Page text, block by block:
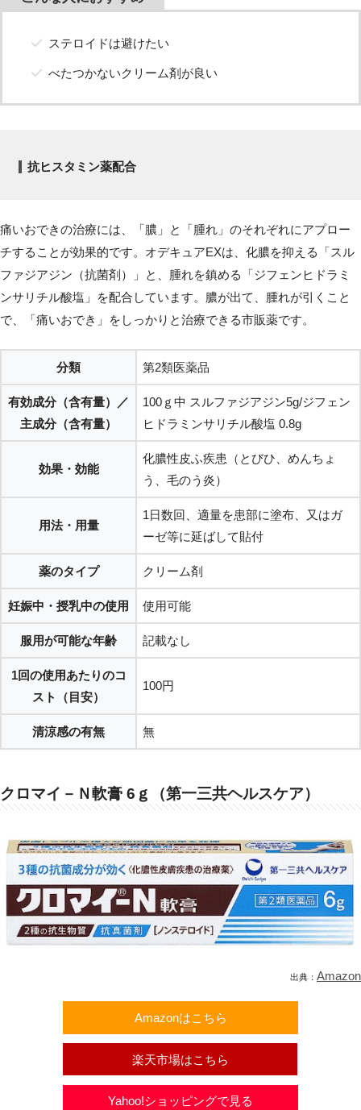
ステロイドは避けたい
べたつかないクリーム剤が良い
抗ヒスタミン薬配合
痛いおできの治療には、「膿」と「腫れ」のそれぞれにアプロー
チすることが効果的です。オデキュアEXは、化膿を抑える「スル
ファジアジン（抗菌剤）」と、腫れを鎮める「ジフェンヒドラミ
ンサリチル酸塩」を配合しています。膿が出て、腫れが引くこと
で、「痛いおでき」をしっかりと治療できる市販薬です。
分類 第2類医薬品
有効成分（含有量）／
主成分（含有量）
100ｇ中 スルファジアジン5g/ジフェン
ヒドラミンサリチル酸塩 0.8g
効果・効能
化膿性皮ふ疾患（とびひ、めんちょ
う、毛のう炎）
用法・用量
1日数回、適量を患部に塗布、又はガ
ーゼ等に延ばして貼付
薬のタイプ クリーム剤
妊娠中・授乳中の使用 使用可能
服用が可能な年齢 記載なし
1回の使用あたりのコ
スト（目安）
100円
清涼感の有無 無
クロマイ－Ｎ軟膏 6ｇ（第一三共ヘルスケア）
出典： Amazon
Amazonはこちら
楽天市場はこちら
Yahoo!ショッピングで見る